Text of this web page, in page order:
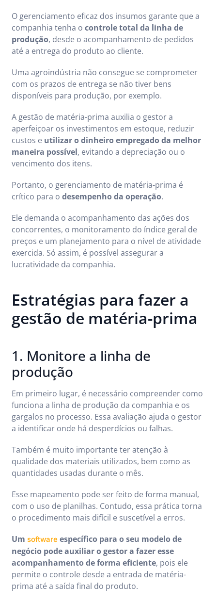
O gerenciamento eficaz dos insumos garante que a
companhia tenha o controle total da linha de
produção, desde o acompanhamento de pedidos
até a entrega do produto ao cliente.
Uma agroindústria não consegue se comprometer
com os prazos de entrega se não tiver bens
disponíveis para produção, por exemplo.
A gestão de matéria-prima auxilia o gestor a
aperfeiçoar os investimentos em estoque, reduzir
custos e utilizar o dinheiro empregado da melhor
maneira possível, evitando a depreciação ou o
vencimento dos itens.
Portanto, o gerenciamento de matéria-prima é
crítico para o desempenho da operação.
Ele demanda o acompanhamento das ações dos
concorrentes, o monitoramento do índice geral de
preços e um planejamento para o nível de atividade
exercida. Só assim, é possível assegurar a
lucratividade da companhia.
Estratégias para fazer a
gestão de matéria-prima
1. Monitore a linha de
produção
Em primeiro lugar, é necessário compreender como
funciona a linha de produção da companhia e os
gargalos no processo. Essa avaliação ajuda o gestor
a identificar onde há desperdícios ou falhas.
Também é muito importante ter atenção à
qualidade dos materiais utilizados, bem como as
quantidades usadas durante o mês.
Esse mapeamento pode ser feito de forma manual,
com o uso de planilhas. Contudo, essa prática torna
o procedimento mais difícil e suscetível a erros.
Um software específico para o seu modelo de
negócio pode auxiliar o gestor a fazer esse
acompanhamento de forma eficiente, pois ele
permite o controle desde a entrada de matéria-
prima até a saída final do produto.